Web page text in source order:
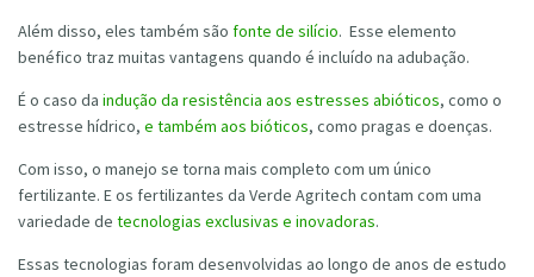
Além disso, eles também são fonte de silício. Esse elemento
benéfico traz muitas vantagens quando é incluído na adubação.
É o caso da indução da resistência aos estresses abióticos, como o
estresse hídrico, e também aos bióticos, como pragas e doenças.
Com isso, o manejo se torna mais completo com um único
fertilizante. E os fertilizantes da Verde Agritech contam com uma
variedade de tecnologias exclusivas e inovadoras.
Essas tecnologias foram desenvolvidas ao longo de anos de estudo